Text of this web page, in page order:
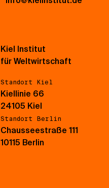
Kiel Institut
für Weltwirtschaft
Standort Kiel
Kiellinie 66
24105 Kiel
Standort Berlin
Chausseestraße 111
10115 Berlin